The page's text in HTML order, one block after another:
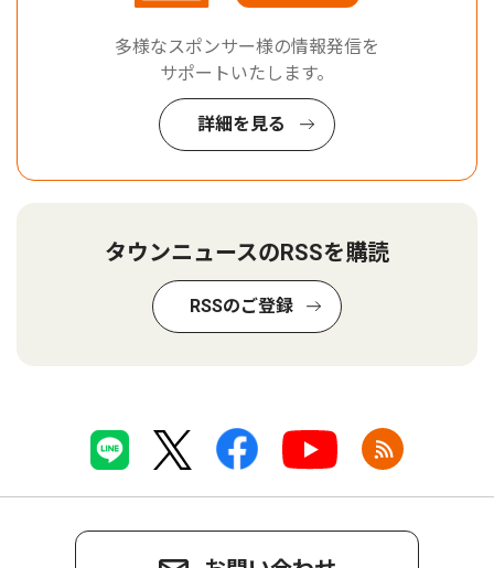
多様なスポンサー様の情報発信を
サポートいたします。
詳細を見る
タウンニュースのRSSを購読
RSSのご登録